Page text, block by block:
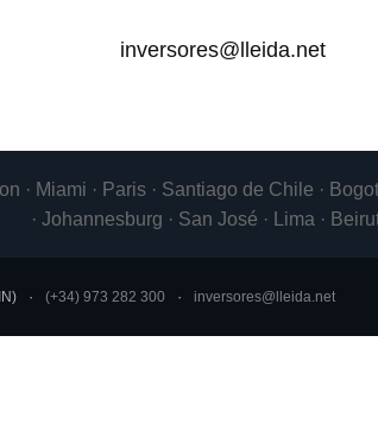
inversores@lleida.net
· Miami · Paris · Santiago de Chile ·
· Johannesburg · San José · Lima ·
) (+34) 973 282 300 inversores@lleida.net